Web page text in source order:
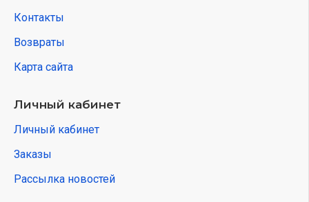
Контакты
Возвраты
Карта сайта
Личный кабинет
Личный кабинет
Заказы
Рассылка новостей